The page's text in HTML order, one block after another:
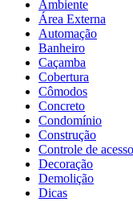
Ambiente
Área Externa
Automação
Banheiro
Caçamba
Cobertura
Cômodos
Concreto
Condomínio
Construção
Controle de acesso
Decoração
Demolição
Dicas